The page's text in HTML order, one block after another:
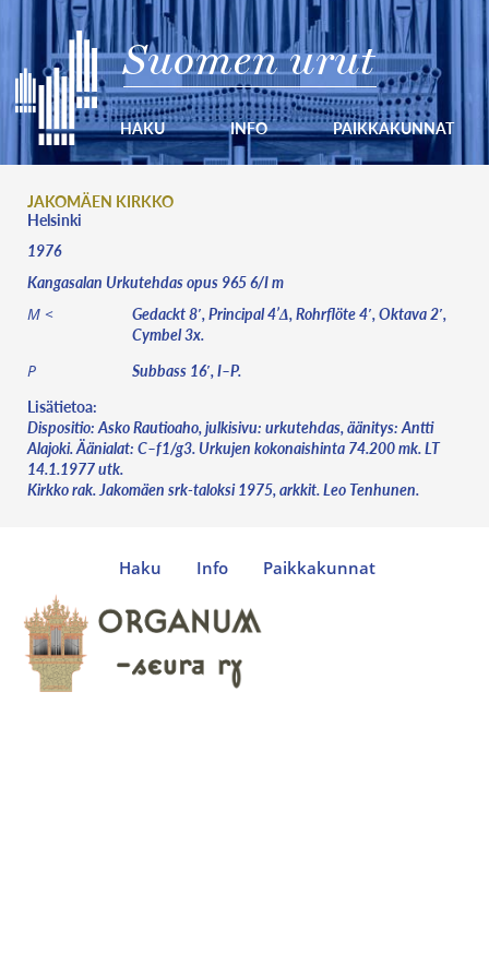
Suomen urut
HAKU INFO PAIKKAKUNNAT
JAKOMÄEN KIRKKO
Helsinki
1976
Kangasalan Urkutehdas opus 965 6/I m
M <
Gedackt 8′, Principal 4’Δ, Rohrflöte 4′, Oktava 2′,
Cymbel 3x.
P
Subbass 16′, I–P.
Lisätietoa:
Dispositio: Asko Rautioaho, julkisivu: urkutehdas, äänitys: Antti
Alajoki. Äänialat: C–f1/g3. Urkujen kokonaishinta 74.200 mk. LT
14.1.1977 utk.
Kirkko rak. Jakomäen srk-taloksi 1975, arkkit. Leo Tenhunen.
Haku Info Paikkakunnat